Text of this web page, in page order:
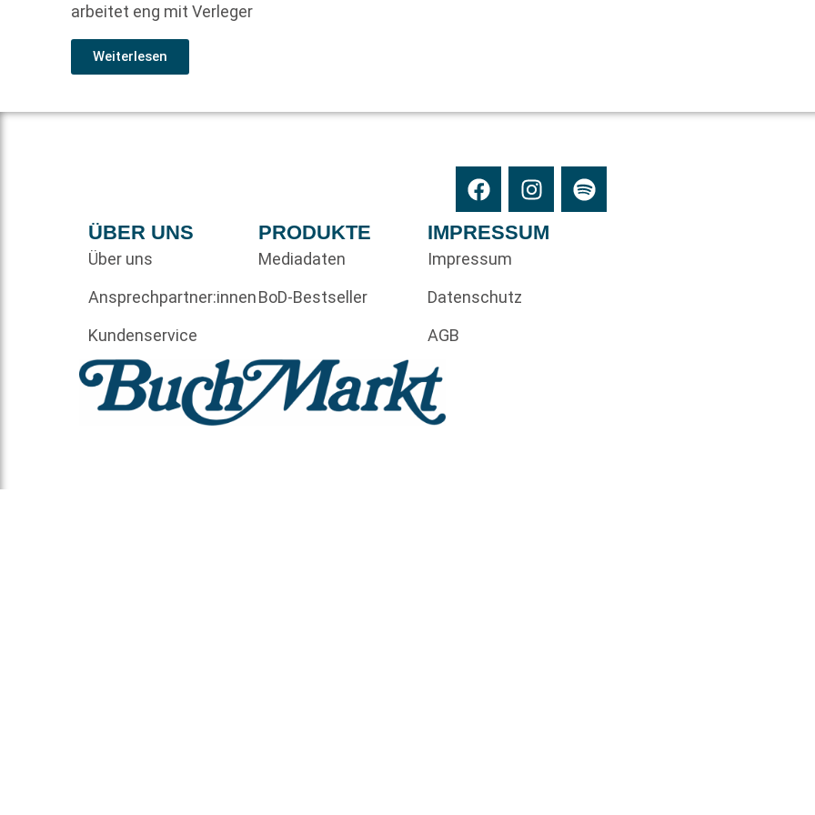
arbeitet eng mit Verleger
Weiterlesen
ÜBER UNS
Über uns
Ansprechpartner:innen
Kundenservice
PRODUKTE
Mediadaten
BoD-Bestseller
IMPRESSUM
Impressum
Datenschutz
AGB